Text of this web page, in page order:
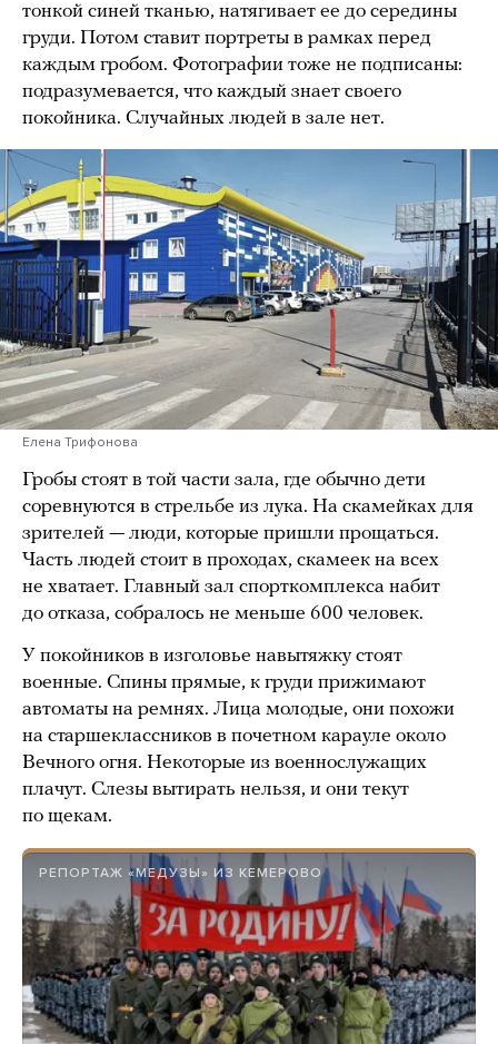
тонкой синей тканью, натягивает ее до середины
груди. Потом ставит портреты в рамках перед
каждым гробом. Фотографии тоже не подписаны:
подразумевается, что каждый знает своего
покойника. Случайных людей в зале нет.
Елена Трифонова
Гробы стоят в той части зала, где обычно дети
соревнуются в стрельбе из лука. На скамейках для
зрителей — люди, которые пришли прощаться.
Часть людей стоит в проходах, скамеек на всех
не хватает. Главный зал спорткомплекса набит
до отказа, собралось не меньше 600 человек.
У покойников в изголовье навытяжку стоят
военные. Спины прямые, к груди прижимают
автоматы на ремнях. Лица молодые, они похожи
на старшеклассников в почетном карауле около
Вечного огня. Некоторые из военнослужащих
плачут. Слезы вытирать нельзя, и они текут
по щекам.
РЕПОРТАЖ «МЕДУЗЫ» ИЗ КЕМЕРОВО